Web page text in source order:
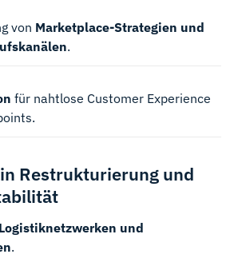
von Marketplace-Strategien und
.
für nahtlose Customer Experience
Restrukturierung und
Logistiknetzwerken und
.